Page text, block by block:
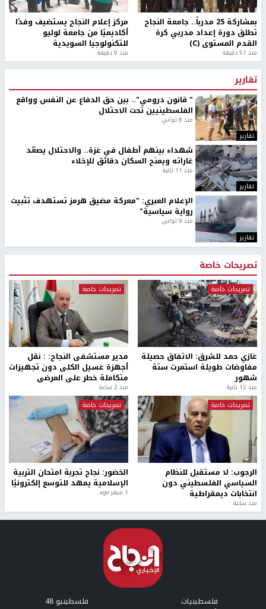
بمشاركة 25 مدرباً.. جامعة النجاح
تطلق دورة إعداد مدربي كرة
القدم المستوى (C)
منذ 51 دقيقة
مركز إعلام النجاح يستضيف وفدًا
أكاديميًا من جامعة لوليو
للتكنولوجيا السويدية
منذ 9 دقيقة
تقارير
تقارير
" قانون درومي".. بين حق الدفاع عن النفس وواقع
الفلسطينيين تحت الاحتلال
منذ 8 ثواني
تقارير
شهداء بينهم أطفال في غزة.. والاحتلال يصعّد
غاراته ويمنح السكان دقائق للإخلاء
منذ 11 ثانية
تقارير
الإعلام العبري: "معركة مضيق هرمز تستهدف تثبيت
رواية سياسية"
منذ 9 ثواني
تصريحات خاصة
تصريحات خاصة
غازي حمد للشرق: الاتفاق حصيلة
مفاوضات طويلة استمرت ستة
شهور
منذ 12 ثانية
تصريحات خاصة
مدير مستشفى النجاح: : نقل
أجهزة غسيل الكلى دون تجهيزات
متكاملة خطر على المرضى
منذ 2 ساعة
تصريحات خاصة
الرجوب: لا مستقبل للنظام
السياسي الفلسطيني دون
انتخابات ديمقراطية
منذ ساعة
تصريحات خاصة
الخضور: نجاح تجربة امتحان التربية
الإسلامية يمهد للتوسع إلكترونيًا
1 شهر ago
فلسطينيات فلسطينيو 48